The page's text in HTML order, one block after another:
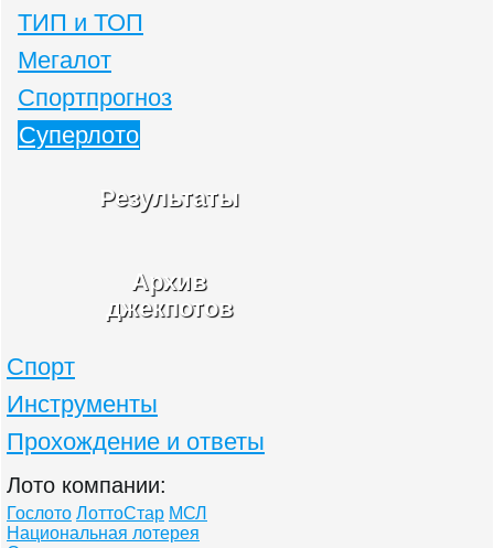
ТИП и ТОП
Мегалот
Спортпрогноз
Суперлото
Результаты
Архив
джекпотов
Спорт
Инструменты
Прохождение и ответы
Лото компании:
Гослото ЛоттоСтар МСЛ
Национальная лотерея